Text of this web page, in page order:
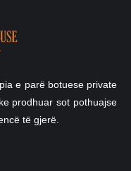
e parë botuese private
prodhuar sot pothuajse
të gjerë.